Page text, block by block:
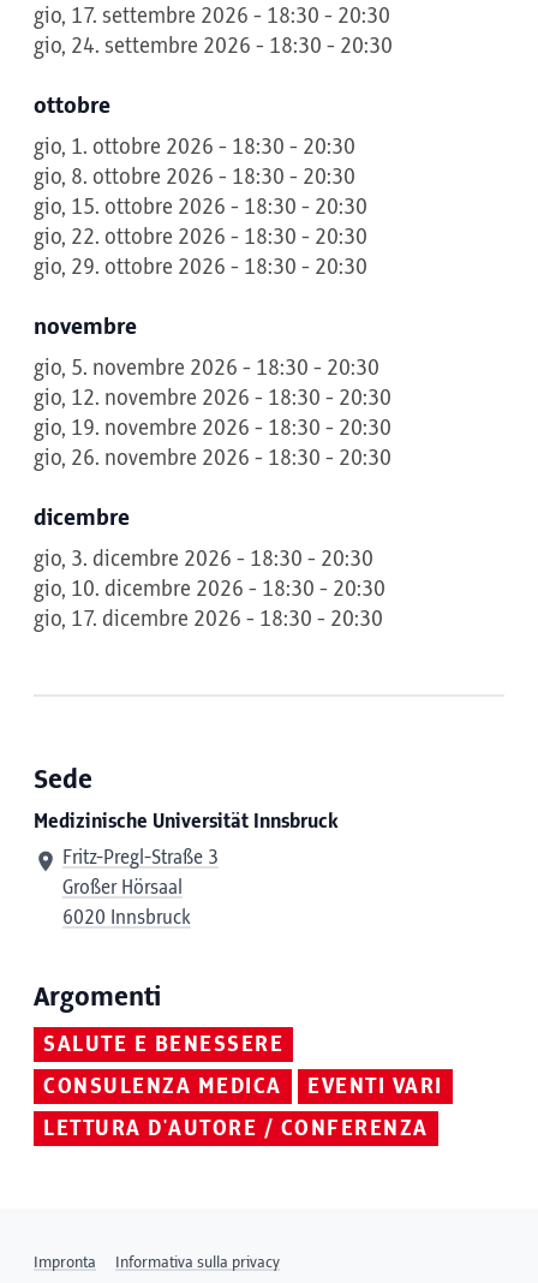
gio, 17. settembre 2026 - 18:30 - 20:30
gio, 24. settembre 2026 - 18:30 - 20:30
ottobre
gio, 1. ottobre 2026 - 18:30 - 20:30
gio, 8. ottobre 2026 - 18:30 - 20:30
gio, 15. ottobre 2026 - 18:30 - 20:30
gio, 22. ottobre 2026 - 18:30 - 20:30
gio, 29. ottobre 2026 - 18:30 - 20:30
novembre
gio, 5. novembre 2026 - 18:30 - 20:30
gio, 12. novembre 2026 - 18:30 - 20:30
gio, 19. novembre 2026 - 18:30 - 20:30
gio, 26. novembre 2026 - 18:30 - 20:30
dicembre
gio, 3. dicembre 2026 - 18:30 - 20:30
gio, 10. dicembre 2026 - 18:30 - 20:30
gio, 17. dicembre 2026 - 18:30 - 20:30
Sede
Medizinische Universität Innsbruck
Fritz-Pregl-Straße 3
Großer Hörsaal
6020 Innsbruck
Argomenti
SALUTE E BENESSERE
CONSULENZA MEDICA
EVENTI VARI
LETTURA D'AUTORE / CONFERENZA
Impronta Informativa sulla privacy